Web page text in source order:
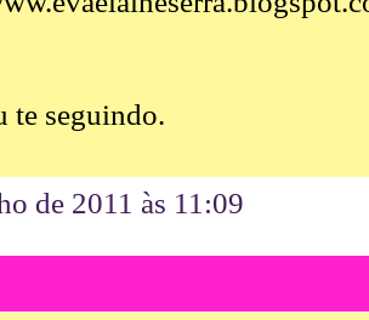
te seguindo.
de 2011 às 11:09